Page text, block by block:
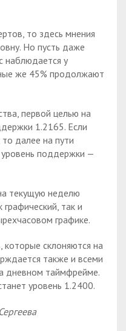
то здесь мнения
Но пусть даже
наблюдается у
же 45% продолжают
первой целью на
1.2165. Если
далее на пути
поддержки —
текущую неделю
так и
графике.
которые склоняются на
также и всеми
дневном таймфрейме.
уровень 1.2400.